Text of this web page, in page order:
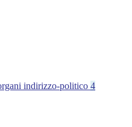
indirizzo-politico 4